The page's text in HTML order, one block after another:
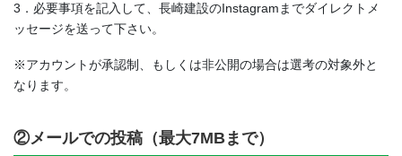
3．必要事項を記入して、長崎建設のInstagramまでダイレクトメ
ッセージを送って下さい。
※アカウントが承認制、もしくは非公開の場合は選考の対象外と
なります。
②メールでの投稿（最大7MBまで）